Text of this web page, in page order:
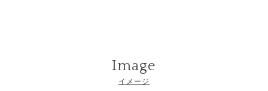
Image
イメージ